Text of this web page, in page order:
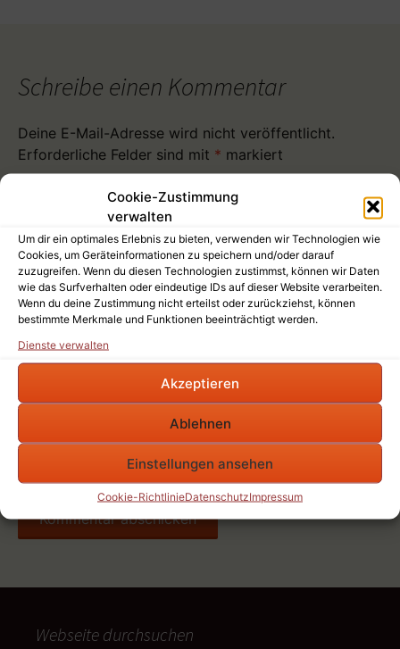
Cookie-Zustimmung
verwalten
Um dir ein optimales Erlebnis zu bieten, verwenden wir Technologien wie
Cookies, um Geräteinformationen zu speichern und/oder darauf
zuzugreifen. Wenn du diesen Technologien zustimmst, können wir Daten
wie das Surfverhalten oder eindeutige IDs auf dieser Website verarbeiten.
Wenn du deine Zustimmung nicht erteilst oder zurückziehst, können
bestimmte Merkmale und Funktionen beeinträchtigt werden.
Dienste verwalten
Akzeptieren
Ablehnen
Einstellungen ansehen
Cookie-RichtlinieDatenschutzImpressum
Schreibe einen Kommentar
Deine E-Mail-Adresse wird nicht veröffentlicht.
Erforderliche Felder sind mit * markiert
Name*
E-Mail-Adresse
Website
Name, E-Mail-Adresse und Website in diesem
Browser für meinen nächsten Kommentar speichern.
Webseite durchsuchen